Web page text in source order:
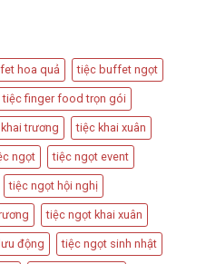
hoa quả tiệc buffet ngọt
tiệc finger food trọn gói
trương tiệc khai xuân
ngọt tiệc ngọt event
tiệc ngọt hội nghị
tiệc ngọt khai xuân
động tiệc ngọt sinh nhật